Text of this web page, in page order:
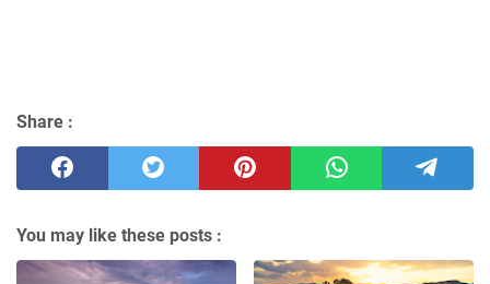
Share :
You may like these posts :